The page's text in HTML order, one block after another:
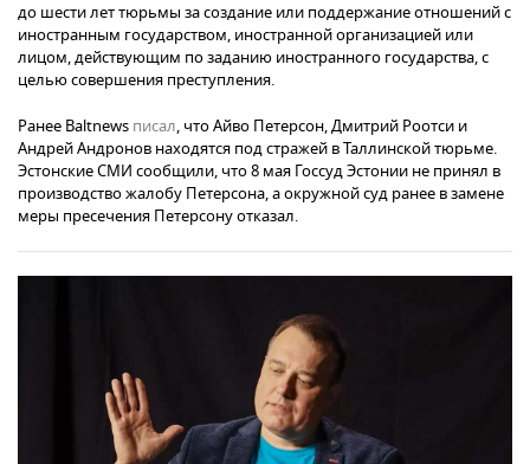
до шести лет тюрьмы за создание или поддержание отношений с
иностранным государством, иностранной организацией или
лицом, действующим по заданию иностранного государства, с
целью совершения преступления.
Ранее Baltnews писал, что Айво Петерсон, Дмитрий Роотси и
Андрей Андронов находятся под стражей в Таллинской тюрьме.
Эстонские СМИ сообщили, что 8 мая Госсуд Эстонии не принял в
производство жалобу Петерсона, а окружной суд ранее в замене
меры пресечения Петерсону отказал.